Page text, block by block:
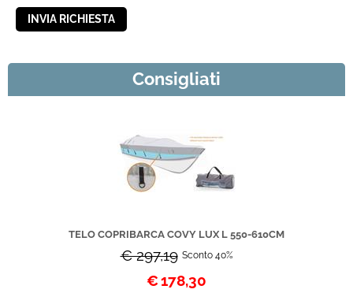
Consigliati
TELO COPRIBARCA COVY LUX L 550-610CM
€ 297,19 Sconto 40%
€178,30